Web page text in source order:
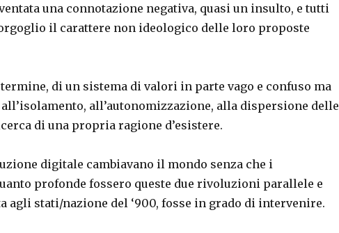
una connotazione negativa, quasi un insulto, e tutti
il carattere non ideologico delle loro proposte
di un sistema di valori in parte vago e confuso ma
all’autonomizzazione, alla dispersione delle
di una propria ragione d’esistere.
digitale cambiavano il mondo senza che i
profonde fossero queste due rivoluzioni parallele e
agli stati/nazione del ‘900, fosse in grado di intervenire.